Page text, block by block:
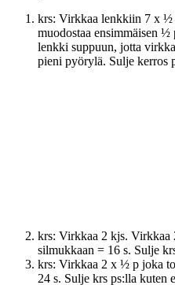
krs: Virkkaa lenkkiin 7 x ½
muodostaa ensimmäisen
lenkki suppuun, jotta
pieni pyörylä. Sulje kerros
krs: Virkkaa 2 kjs. Virkkaa
silmukkaan = 16 s. Sulje
krs: Virkkaa 2 x ½ p joka
24 s. Sulje krs ps:lla kuten